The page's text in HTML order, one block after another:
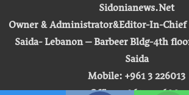
Sidonianews.Net
Owner & Administrator&Editor-In-Chief
Saida- Lebanon – Barbeer Bldg-4th
Saida
Mobile: +961 3 226013